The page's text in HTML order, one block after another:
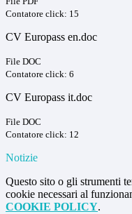
Contatore click: 15
CV Europass en.doc
File DOC
Contatore click: 6
CV Europass it.doc
File DOC
Contatore click: 12
Notizie
Questo sito o gli strumenti
cookie necessari al
COOKIE POLICY.